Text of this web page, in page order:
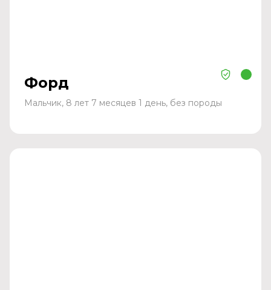
Форд
Мальчик, 8 лет 7 месяцев 1 день, без породы